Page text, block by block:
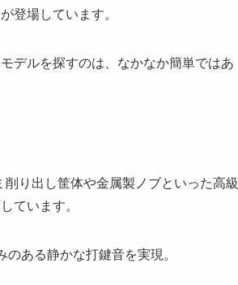
登場しています。
デルを探すのは、なかなか簡単ではあ
り出し筐体や金属製ノブといった高級
ています。
ある静かな打鍵音を実現。